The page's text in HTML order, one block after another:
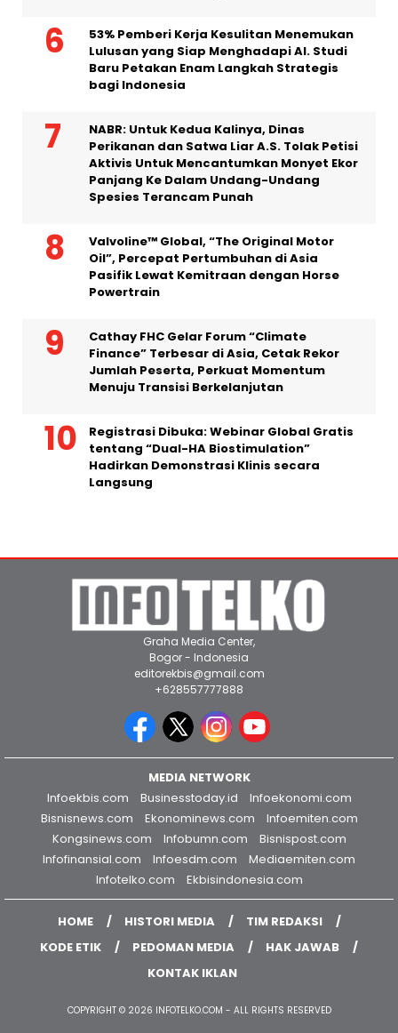
53% Pemberi Kerja Kesulitan Menemukan
Lulusan yang Siap Menghadapi AI. Studi
Baru Petakan Enam Langkah Strategis
bagi Indonesia
NABR: Untuk Kedua Kalinya, Dinas
Perikanan dan Satwa Liar A.S. Tolak Petisi
Aktivis Untuk Mencantumkan Monyet Ekor
Panjang Ke Dalam Undang-Undang
Spesies Terancam Punah
Valvoline™ Global, “The Original Motor
Oil”, Percepat Pertumbuhan di Asia
Pasifik Lewat Kemitraan dengan Horse
Powertrain
Cathay FHC Gelar Forum “Climate
Finance” Terbesar di Asia, Cetak Rekor
Jumlah Peserta, Perkuat Momentum
Menuju Transisi Berkelanjutan
Registrasi Dibuka: Webinar Global Gratis
tentang “Dual-HA Biostimulation”
Hadirkan Demonstrasi Klinis secara
Langsung
Graha Media Center,
Bogor - Indonesia
editorekbis@gmail.com
+628557777888
MEDIA NETWORK
Infoekbis.com
Businesstoday.id
Infoekonomi.com
Bisnisnews.com
Ekonominews.com
Infoemiten.com
Kongsinews.com
Infobumn.com
Bisnispost.com
Infofinansial.com
Infoesdm.com
Mediaemiten.com
Infotelko.com
Ekbisindonesia.com
HOME HISTORI MEDIA
TIM REDAKSI
KODE ETIK
PEDOMAN MEDIA
HAK JAWAB
KONTAK IKLAN
COPYRIGHT © 2026 INFOTELKO.COM - ALL RIGHTS RESERVED